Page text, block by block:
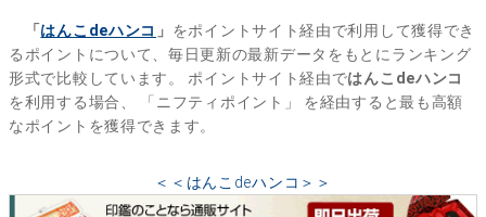
「 はんこdeハンコ 」 をポイントサイト経由で利用して獲得でき
るポイントについて、毎日更新の最新データをもとにランキング
形式で比較しています。 ポイントサイト経由ではんこdeハンコ
を利用する場合、
「ニフティポイント」
を経由すると最も高額
なポイントを獲得できます。
＜＜はんこdeハンコ＞＞